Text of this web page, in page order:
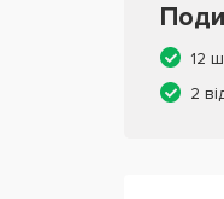
12
2